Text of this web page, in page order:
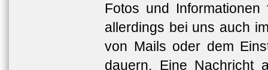
Fotos und
allerdings bei uns auch
von Mails oder dem
dauern. Eine Nachricht